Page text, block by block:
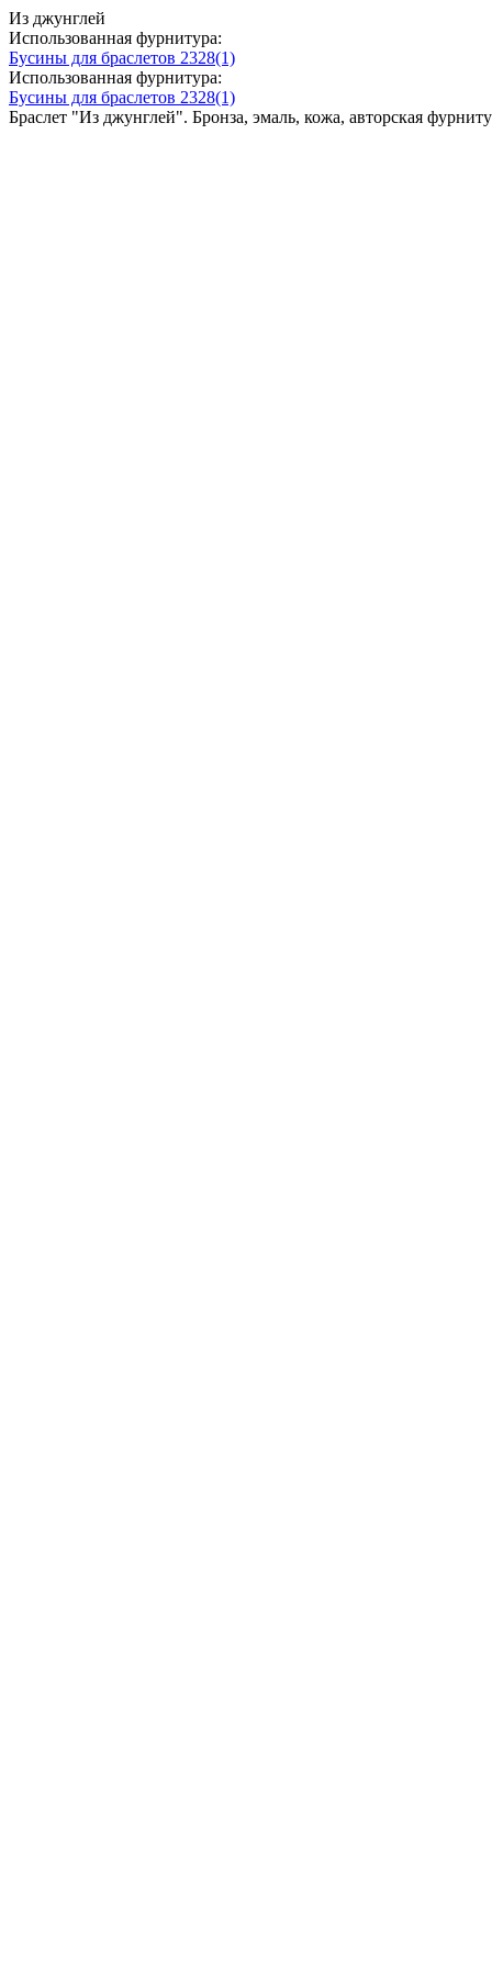
Из джунглей
Использованная фурнитура:
Бусины для браслетов 2328(1)
Использованная фурнитура:
Бусины для браслетов 2328(1)
Браслет "Из джунглей". Бронза, эмаль, кожа, авторская